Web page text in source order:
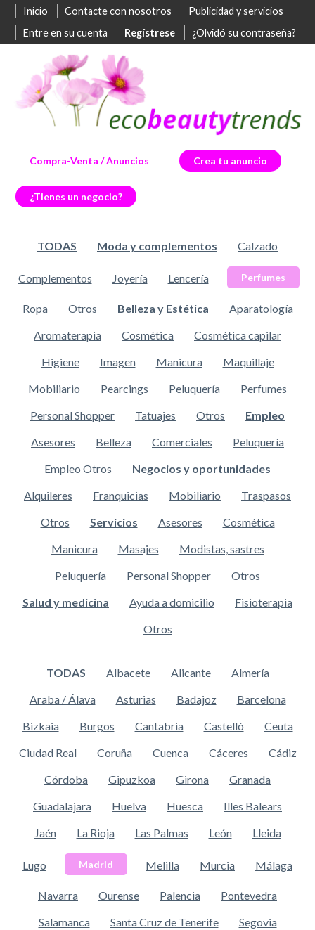
Inicio Contacte con nosotros
Publicidad y servicios
Entre en su cuenta
Regístrese ¿Olvidó su contraseña?
Compra-Venta / Anuncios Crea tu anuncio
¿Tienes un negocio?
TODAS Moda y complementos Calzado
Complementos Joyería Lencería Perfumes
Ropa Otros Belleza y Estética
Aparatología
Aromaterapia
Cosmética
Cosmética capilar
Higiene
Imagen Manicura
Maquillaje
Mobiliario
Pearcings Peluquería
Perfumes
Personal Shopper
Tatuajes Otros
Empleo
Asesores
Belleza Comerciales
Peluquería
Empleo Otros
Negocios y oportunidades
Alquileres
Franquicias Mobiliario
Traspasos
Otros
Servicios Asesores
Cosmética
Manicura
Masajes
Modistas, sastres
Peluquería
Personal Shopper
Otros
Salud y medicina
Ayuda a domicilio
Fisioterapia
Otros
TODAS Albacete Alicante
Almería
Araba / Álava
Asturias Badajoz
Barcelona
Bizkaia
Burgos Cantabria Castelló
Ceuta
Ciudad Real
Coruña Cuenca Cáceres
Cádiz
Córdoba
Gipuzkoa Girona
Granada
Guadalajara
Huelva Huesca
Illes Balears
Jaén
La Rioja Las Palmas León Lleida
Lugo Madrid Melilla Murcia Málaga
Navarra Ourense Palencia
Pontevedra
Salamanca
Santa Cruz de Tenerife
Segovia